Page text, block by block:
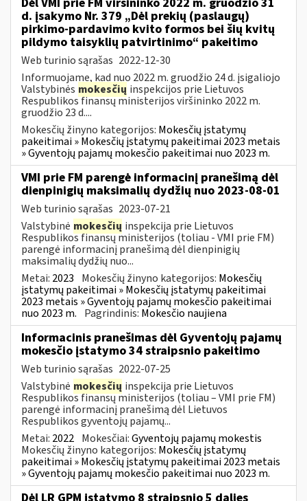
d. įsakymo Nr. 379 „Dėl prekių (paslaugų)
pirkimo-pardavimo kvito formos bei šių kvitų
pildymo taisyklių patvirtinimo“ pakeitimo
Web turinio sąrašas 2022-12-30
Informuojame, kad nuo 2022 m. gruodžio 24 d. įsigaliojo
Valstybinės mokesčių inspekcijos prie Lietuvos
Respublikos finansų ministerijos viršininko 2022 m.
gruodžio 23 d....
Mokesčių žinyno kategorijos: Mokesčių įstatymų
pakeitimai » Mokesčių įstatymų pakeitimai 2023 metais
» Gyventojų pajamų mokesčio pakeitimai nuo 2023 m.
VMI prie FM parengė informacinį pranešimą dėl
dienpinigių maksimalių dydžių nuo 2023-08-01
Web turinio sąrašas 2023-07-21
Valstybinė mokesčių inspekcija prie Lietuvos
Respublikos finansų ministerijos (toliau - VMI prie FM)
parengė informacinį pranešimą dėl dienpinigių
maksimalių dydžių nuo...
Metai: 2023 Mokesčių žinyno kategorijos: Mokesčių
įstatymų pakeitimai » Mokesčių įstatymų pakeitimai
2023 metais » Gyventojų pajamų mokesčio pakeitimai
nuo 2023 m. Pagrindinis: Mokesčio naujiena
Informacinis pranešimas dėl Gyventojų pajamų
mokesčio įstatymo 34 straipsnio pakeitimo
Web turinio sąrašas 2022-07-25
Valstybinė mokesčių inspekcija prie Lietuvos
Respublikos finansų ministerijos (toliau – VMI prie FM)
parengė informacinį pranešimą dėl Lietuvos
Respublikos gyventojų pajamų...
Metai: 2022 Mokesčiai:Gyventojų pajamų mokestis
Mokesčių žinyno kategorijos: Mokesčių įstatymų
pakeitimai » Mokesčių įstatymų pakeitimai 2023 metais
» Gyventojų pajamų mokesčio pakeitimai nuo 2023 m.
Dėl LR GPM įstatymo 8 straipsnio 5 dalies